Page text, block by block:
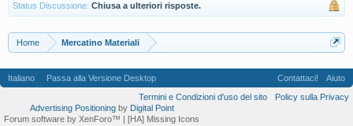
Status Discussione: Chiusa a ulteriori risposte.
Home Mercatino Materiali
Italiano Passa alla Versione Desktop Contattaci!
Aiuto
Termini e Condizioni d'uso del sito
Policy sulla Privacy
Advertising Positioningby Digital Point
Forum software by XenForo™
| [HA] Missing Icons